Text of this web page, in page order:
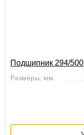
Подшипник 294/500
Размеры, мм